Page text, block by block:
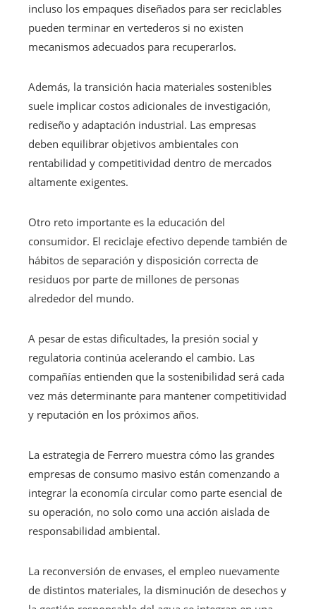
incluso los empaques diseñados para ser reciclables
pueden terminar en vertederos si no existen
mecanismos adecuados para recuperarlos.
Además, la transición hacia materiales sostenibles
suele implicar costos adicionales de investigación,
rediseño y adaptación industrial. Las empresas
deben equilibrar objetivos ambientales con
rentabilidad y competitividad dentro de mercados
altamente exigentes.
Otro reto importante es la educación del
consumidor. El reciclaje efectivo depende también de
hábitos de separación y disposición correcta de
residuos por parte de millones de personas
alrededor del mundo.
A pesar de estas dificultades, la presión social y
regulatoria continúa acelerando el cambio. Las
compañías entienden que la sostenibilidad será cada
vez más determinante para mantener competitividad
y reputación en los próximos años.
La estrategia de Ferrero muestra cómo las grandes
empresas de consumo masivo están comenzando a
integrar la economía circular como parte esencial de
su operación, no solo como una acción aislada de
responsabilidad ambiental.
La reconversión de envases, el empleo nuevamente
de distintos materiales, la disminución de desechos y